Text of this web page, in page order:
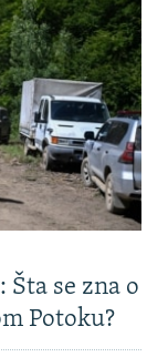
Šta se zna o
Potoku?